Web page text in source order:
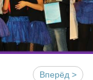
Вперёд >